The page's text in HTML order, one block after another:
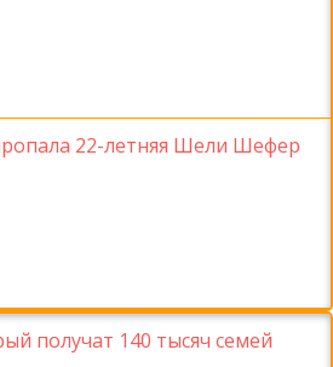
22-летняя Шели Шефер
получат 140 тысяч семей